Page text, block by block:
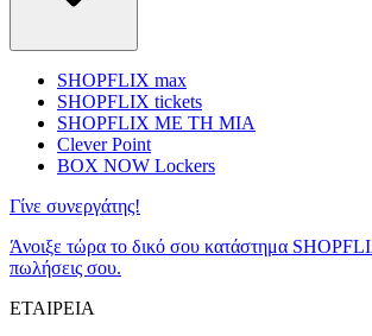
SHOPFLIX max
SHOPFLIX tickets
SHOPFLIX ΜΕ ΤΗ ΜΙΑ
Clever Point
BOX NOW Lockers
Γίνε συνεργάτης!
Άνοιξε τώρα το δικό σου κατάστημα
πωλήσεις σου.
ΕΤΑΙΡΕΙΑ